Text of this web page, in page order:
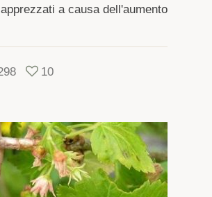
a causa dell'aumento
10